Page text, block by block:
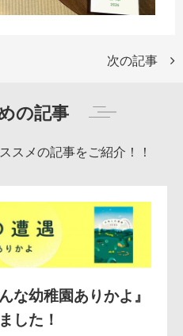
次の記事
の記事
スメの記事をご紹介！！
な幼稚園ありかよ』
した！